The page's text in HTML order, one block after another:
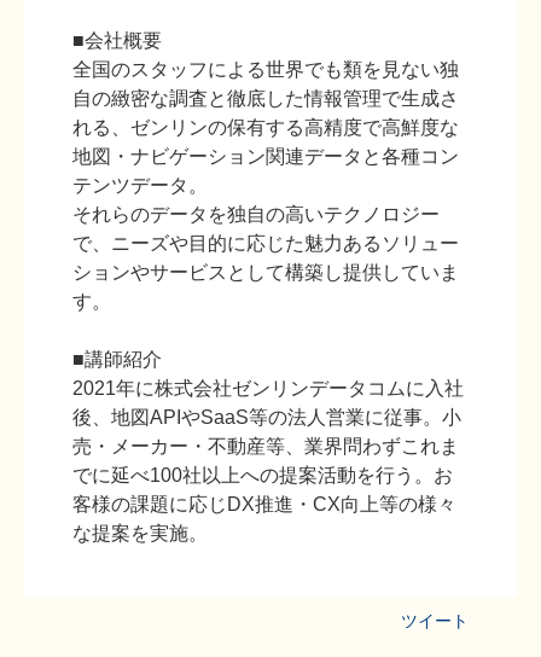
■会社概要
全国のスタッフによる世界でも類を見ない独
自の緻密な調査と徹底した情報管理で生成さ
れる、ゼンリンの保有する高精度で高鮮度な
地図・ナビゲーション関連データと各種コン
テンツデータ。
それらのデータを独自の高いテクノロジー
で、ニーズや目的に応じた魅力あるソリュー
ションやサービスとして構築し提供していま
す。
■講師紹介
2021年に株式会社ゼンリンデータコムに入社
後、地図APIやSaaS等の法人営業に従事。小
売・メーカー・不動産等、業界問わずこれま
でに延べ100社以上への提案活動を行う。お
客様の課題に応じDX推進・CX向上等の様々
な提案を実施。
ツイート